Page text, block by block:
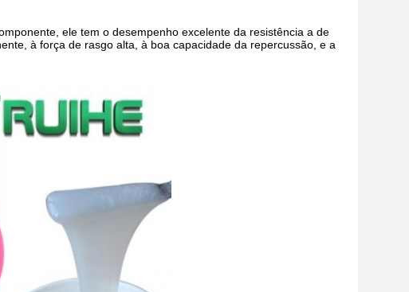
ele tem o desempenho excelente da resistência a de
à força de rasgo alta, à boa capacidade da repercussão, e a